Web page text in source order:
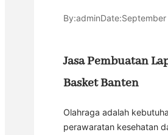
By:adminDate:
Jasa Pembuatan
Basket Banten
Olahraga adalah
perawaratan kesehatan